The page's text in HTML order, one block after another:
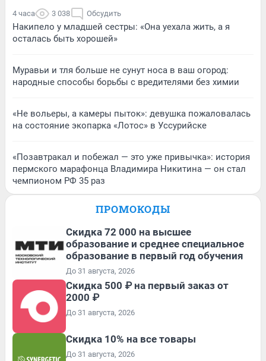
4 часа 3 038 Обсудить
Накипело у младшей сестры: «Она уехала жить, а я
осталась быть хорошей»
Муравьи и тля больше не сунут носа в ваш огород:
народные способы борьбы с вредителями без химии
«Не вольеры, а камеры пыток»: девушка пожаловалась
на состояние экопарка «Лотос» в Уссурийске
«Позавтракал и побежал — это уже привычка»: история
пермского марафонца Владимира Никитина — он стал
чемпионом РФ 35 раз
ПРОМОКОДЫ
Скидка 72 000 на высшее
образование и среднее специальное
образование в первый год обучения
До 31 августа, 2026
Скидка 500 ₽ на первый заказ от
2000 ₽
До 31 августа, 2026
Скидка 10% на все товары
До 31 августа, 2026